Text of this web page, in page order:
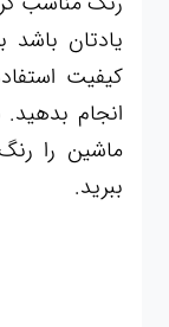
یادتان باشد
کیفیت
انجام
ماشین را
ببرید.